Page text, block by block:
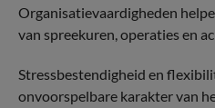
Organisatievaardigheden
van spreekuren, operaties en
Stressbestendigheid en
onvoorspelbare karakter van